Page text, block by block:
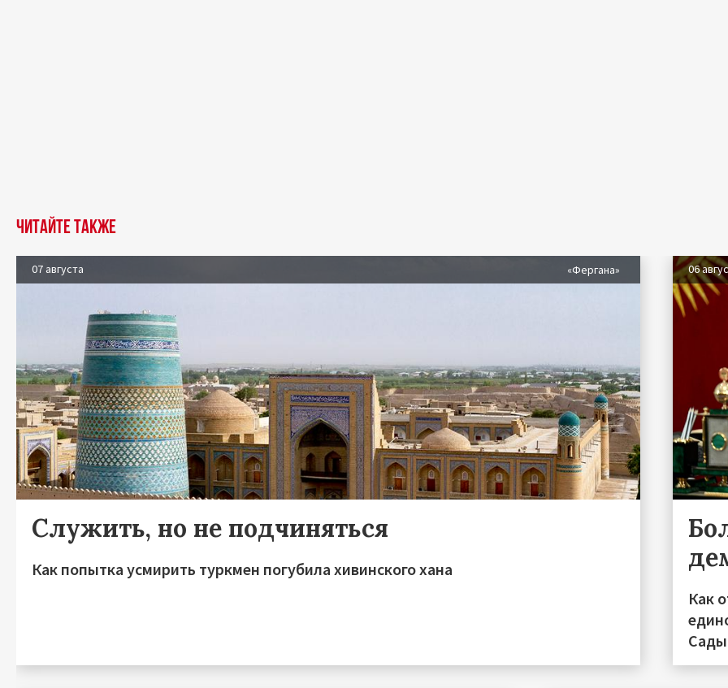
Читайте также
07 августа «Фергана»
Служить, но не подчиняться
Как попытка усмирить туркмен погубила хивинского хана
06
Как